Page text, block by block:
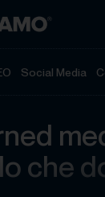
Social Media
che